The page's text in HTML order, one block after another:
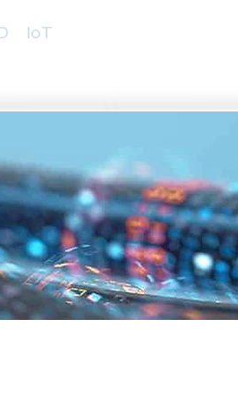
IoT